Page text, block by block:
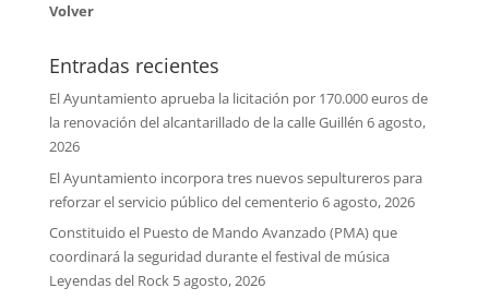
Volver
Entradas recientes
El Ayuntamiento aprueba la licitación por 170.000 euros de
la renovación del alcantarillado de la calle Guillén 6 agosto,
2026
El Ayuntamiento incorpora tres nuevos sepultureros para
reforzar el servicio público del cementerio 6 agosto, 2026
Constituido el Puesto de Mando Avanzado (PMA) que
coordinará la seguridad durante el festival de música
Leyendas del Rock 5 agosto, 2026